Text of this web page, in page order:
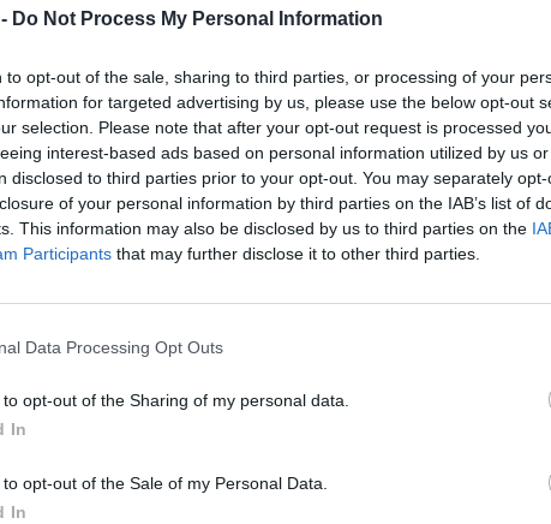
Do Not Process My Personal Information
to opt-out of the sale, sharing to third parties, or processing of your
for targeted advertising by us, please use the below opt-out
selection. Please note that after your opt-out request is processed
interest-based ads based on personal information utilized by us
disclosed to third parties prior to your opt-out. You may separately
of your personal information by third parties on the IAB’s list of
This information may also be disclosed by us to third parties on the
Participants that may further disclose it to other third parties.
Data Processing Opt Outs
to opt-out of the Sharing of my personal data.
In
to opt-out of the Sale of my Personal Data.
In
Conosciamo le date – 13 e 14 giugno 2019 – nonché le città (Roma
Un’attesa che, come ogni estate che si rispetti, è assai “calda”. I
hanno voluto “giocare” con noi con uno dei sondaggi che, ogni tanto,
In attesa delle anteprime che Wind Tre presumibilmente
vedere la pragmaticità dei nostri follower.